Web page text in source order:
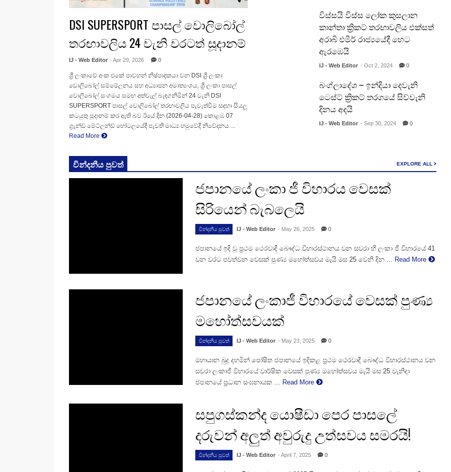
DSI SUPERSPORT පාසල් වොලිබෝල්
තරඟාවලිය 24 වැනි වරටත් සූදානම්
IJ - Web Editor - Apr 29, 2026 0
ශ්‍රී ලංකාවේ අංක එකේ පාවහන් නිෂ්පාදකයා වන DSI ශ්‍රී ලංකා
වොලිබෝල් සම්මේලනය සහ අධ්‍යාපන අමාත්‍යංශය, ශ්‍රී ලංකා පාසල්
වොලිබෝල් සංගමය සමඟ අත්වැල් බැඳගනිමින් 24 වැනි DSI
SUPERSPORT පාසල් වොලිබෝල් තරඟාවලිය පැවැත්වීම සඳහා සියලු
කටයුතු සූදානම් කර ඇති බව ඊයේ දින (2026-04-28) කොළඹ 07
ග්‍රෑන්ඩ් මේට්ලන්ඩ් හෝටලයේදී පැවති මාධ්‍ය හමුවේදී නිවේදනය ...
Read More
විස්සයි විස්ස ලෝක කුසලාන
කාන්තා ක්‍රිකට් තරඟාවලිය එක්සත්
අරාබි එමීර් රාජ්‍යයේදී හෙට
ඇරඹෙයි
IJ - Web Editor - Oct 2, 2024 0
බංග්ලාදේශ – ඉන්දියා දෙවැනි
ටෙස්ට් ක්‍රිකට් තරගයේ සිව්වැනි
දිනය අදයි
IJ - Web Editor - Sep 30, 2024 0
වින්දනීය පුවත් EXPLORE ALL
ජපානයේ ලංකා ජී විහාරය වෙසක්
සිරියෙන් බැබලෙයි
වින්දනීය පුවත් IJ - Web Editor - May 26, 2025 0
ජපානයේ ඉදි වූ ප්‍රථම ථෙරවාදී බෞද්ධ විහාරස්ථානය වන සවරා හී ලංකා ජී විහාරයේ 41
වන වරට පවත්වන වෙසක් පුණ්‍ය මහෝත්සවය මැයි මස 25 වෙනි දින ... Read More
ජපානයේ ලංකාජී විහාරයේ වෙසක් පුණ්‍ය
මහෝත්සවයක්
වින්දනීය පුවත් IJ - Web Editor - May 23, 2025 0
මහායාන බුදු දහමින් පෝෂිත ජපානයේ ඉදිකළ ප්‍රථම ථෙරවාදී බෞද්ධ විහාරස්ථානය වන
සවරා ලංකාජී විහාරයේ වාර්ෂික වෙසක් පුණ්‍ය මහෝත්සවය මැයි මස 25 වැනිදා
ජපානයේ ප්‍රධාන සංඝනායක ...
Read More
සපුගස්කන්ද යොෂීඩා පෙර පාසලේ
දරුවන් අලුත් අවුරුදු උත්සවය සමරයි!
වින්දනීය පුවත් IJ - Web Editor - April 7, 2025 0